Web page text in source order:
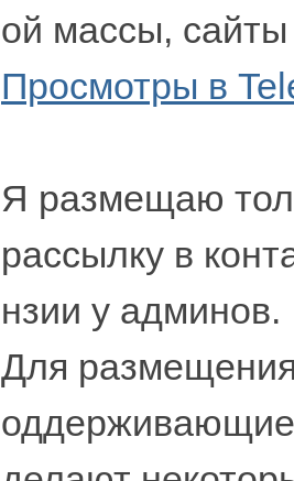
ой массы,
Просмотры в
Я размещаю
рассылку в
нзии у админов.
Для
оддерживающие